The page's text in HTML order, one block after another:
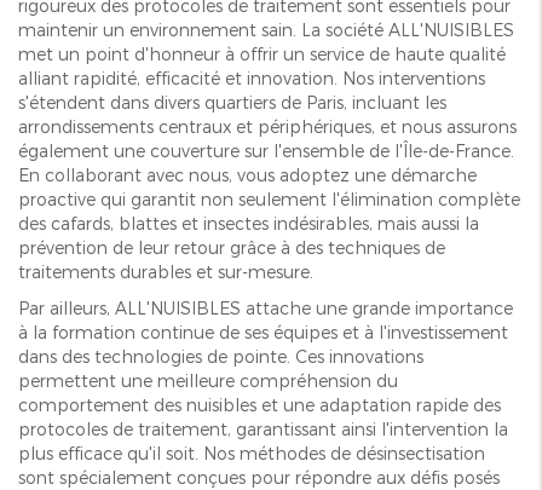
rigoureux des protocoles de traitement sont essentiels pour
maintenir un environnement sain. La société ALL'NUISIBLES
met un point d'honneur à offrir un service de haute qualité
alliant rapidité, efficacité et innovation. Nos interventions
s'étendent dans divers quartiers de Paris, incluant les
arrondissements centraux et périphériques, et nous assurons
également une couverture sur l'ensemble de l'Île-de-France.
En collaborant avec nous, vous adoptez une démarche
proactive qui garantit non seulement l'élimination complète
des cafards, blattes et insectes indésirables, mais aussi la
prévention de leur retour grâce à des techniques de
traitements durables et sur-mesure.
Par ailleurs, ALL'NUISIBLES attache une grande importance
à la formation continue de ses équipes et à l'investissement
dans des technologies de pointe. Ces innovations
permettent une meilleure compréhension du
comportement des nuisibles et une adaptation rapide des
protocoles de traitement, garantissant ainsi l'intervention la
plus efficace qu'il soit. Nos méthodes de désinsectisation
sont spécialement conçues pour répondre aux défis posés